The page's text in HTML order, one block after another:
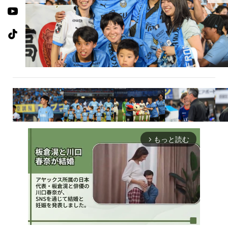
arrow_forward_ios もっと読む